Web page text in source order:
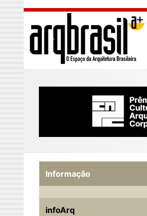
Skip to main content
Informação
infoArq